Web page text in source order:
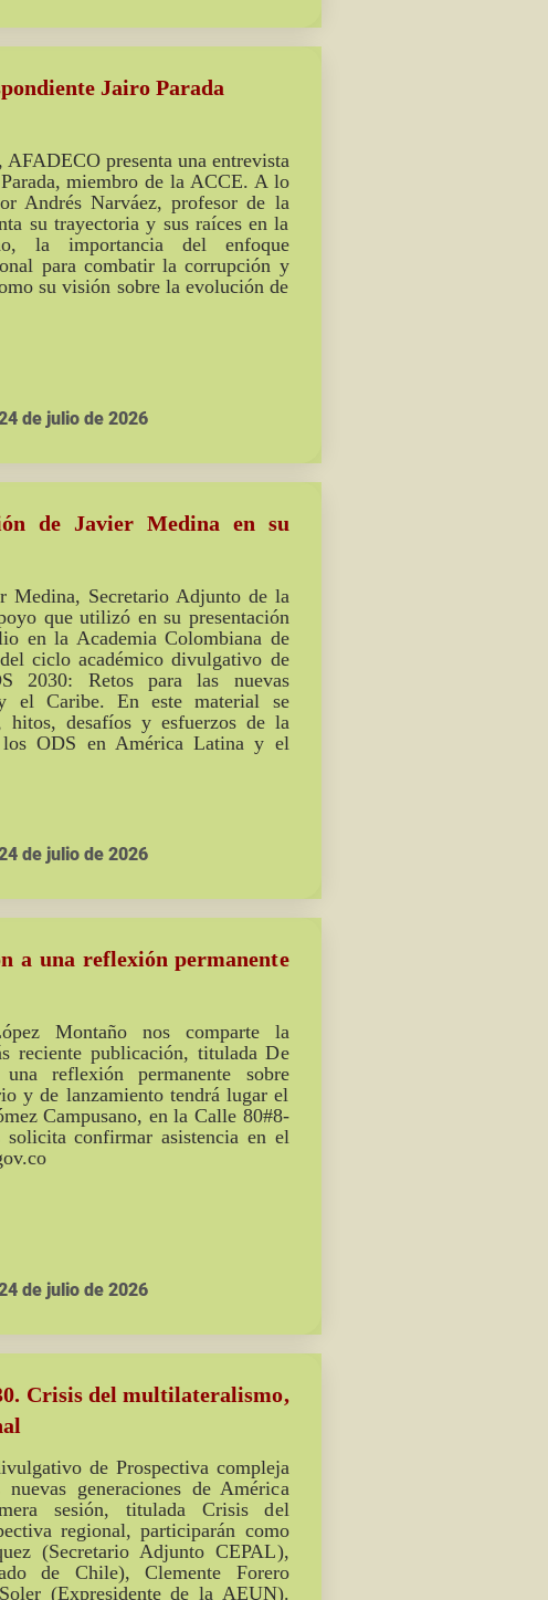
Jairo Parada
presenta una entrevista
miembro de la ACCE. A lo
Andrés Narváez, profesor de la
su trayectoria y sus raíces en la
la importancia del enfoque
para combatir la corrupción y
su visión sobre la evolución de
de julio de 2026
de Javier Medina en su
Medina, Secretario Adjunto de la
que utilizó en su presentación
en la Academia Colombiana de
ciclo académico divulgativo de
2030: Retos para las nuevas
el Caribe. En este material se
hitos, desafíos y esfuerzos de la
ODS en América Latina y el
de julio de 2026
a una reflexión permanente
Montaño nos comparte la
reciente publicación, titulada De
reflexión permanente sobre
y de lanzamiento tendrá lugar el
Campusano, en la Calle 80#8-
confirmar asistencia en el
de julio de 2026
Crisis del multilateralismo,
de Prospectiva compleja
generaciones de América
sesión, titulada Crisis del
regional, participarán como
(Secretario Adjunto CEPAL),
de Chile), Clemente Forero
(Expresidente de la AEUN).